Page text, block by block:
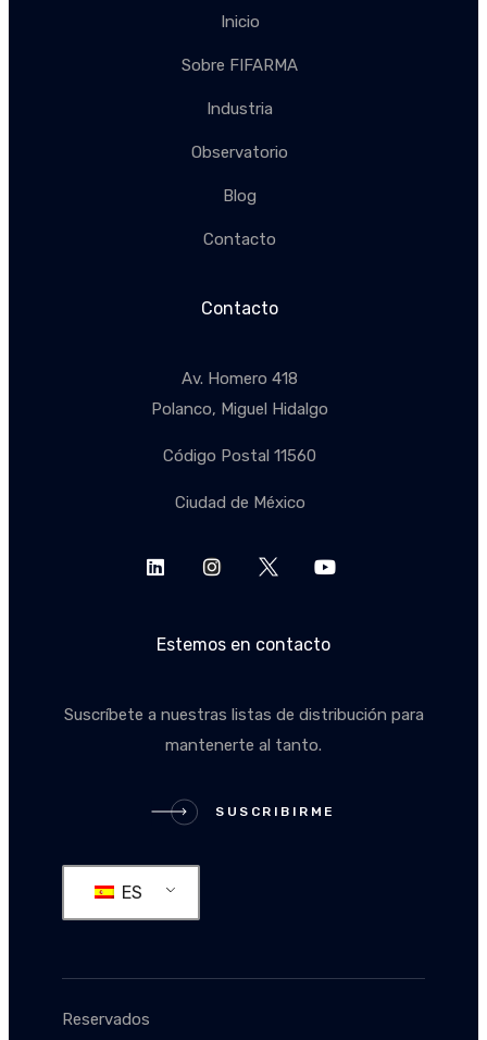
Inicio
Sobre FIFARMA
Industria
Observatorio
Blog
Contacto
Contacto
Av. Homero 418
Polanco, Miguel Hidalgo
Código Postal 11560
Ciudad de México
Estemos en contacto
Suscríbete a nuestras listas de distribución para
mantenerte al tanto.
SUSCRIBIRME
SUSCRIBIRME
ES
Reservados